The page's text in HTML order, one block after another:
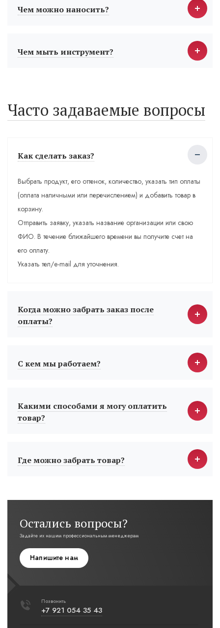
Чем можно наносить?
Чем мыть инструмент?
Часто задаваемые вопросы
Как сделать заказ?
Выбрать продукт, его оттенок, количество, указать тип оплаты
(оплата наличными или перечислением) и добавить товар в
корзину.
Отправить заявку, указать название организации или свою
ФИО. В течение ближайшего времени вы получите счет на
его оплату.
Указать тел/e-mail для уточнения.
Когда можно забрать заказ после
оплаты?
С кем мы работаем?
Какими способами я могу оплатить
товар?
Где можно забрать товар?
Остались вопросы?
Задайте их нашим профессиональным менеджерам
Напишите нам
Позвонить
+7 921 054 35 43